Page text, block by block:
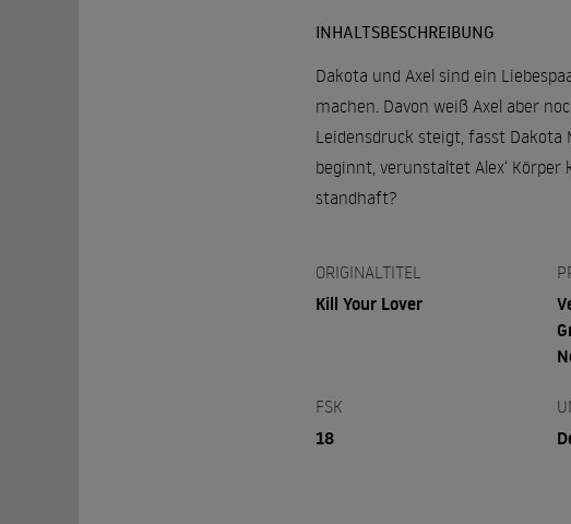
INHALTSBESCHREIBUNG
Dakota und Axel sind ein
machen. Davon weiß Axel aber
Leidensdruck steigt, fasst
beginnt, verunstaltet Alex‘
standhaft?
ORIGINALTITEL
Kill Your Lover
FSK
18